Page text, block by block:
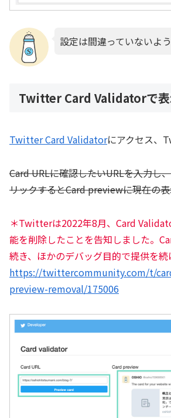
設定は間違っていないよう
Twitter Card Validatorで表
Twitter Card Validatorにアクセス、
Card URLに確認したいURLを入力し
リックするとCard previewに現在の
＊Twitterは2022年8月、Card
能を削除したことを告知しました。
続き、ほかのデバッグ目的で提供を続
https://twittercommunity.com/t/
preview-removal/175006